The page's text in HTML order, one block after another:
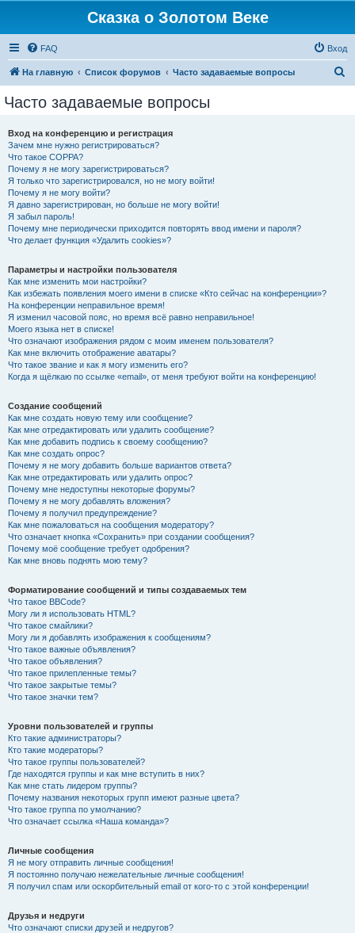
Сказка о Золотом Веке
FAQ Вход
На главную Список форумов Часто задаваемые вопросы
Часто задаваемые вопросы
Вход на конференцию и регистрация
Зачем мне нужно регистрироваться?
Что такое COPPA?
Почему я не могу зарегистрироваться?
Я только что зарегистрировался, но не могу войти!
Почему я не могу войти?
Я давно зарегистрирован, но больше не могу войти!
Я забыл пароль!
Почему мне периодически приходится повторять ввод имени и пароля?
Что делает функция «Удалить cookies»?
Параметры и настройки пользователя
Как мне изменить мои настройки?
Как избежать появления моего имени в списке «Кто сейчас на конференции»?
На конференции неправильное время!
Я изменил часовой пояс, но время всё равно неправильное!
Моего языка нет в списке!
Что означают изображения рядом с моим именем пользователя?
Как мне включить отображение аватары?
Что такое звание и как я могу изменить его?
Когда я щёлкаю по ссылке «email», от меня требуют войти на конференцию!
Создание сообщений
Как мне создать новую тему или сообщение?
Как мне отредактировать или удалить сообщение?
Как мне добавить подпись к своему сообщению?
Как мне создать опрос?
Почему я не могу добавить больше вариантов ответа?
Как мне отредактировать или удалить опрос?
Почему мне недоступны некоторые форумы?
Почему я не могу добавлять вложения?
Почему я получил предупреждение?
Как мне пожаловаться на сообщения модератору?
Что означает кнопка «Сохранить» при создании сообщения?
Почему моё сообщение требует одобрения?
Как мне вновь поднять мою тему?
Форматирование сообщений и типы создаваемых тем
Что такое BBCode?
Могу ли я использовать HTML?
Что такое смайлики?
Могу ли я добавлять изображения к сообщениям?
Что такое важные объявления?
Что такое объявления?
Что такое прилепленные темы?
Что такое закрытые темы?
Что такое значки тем?
Уровни пользователей и группы
Кто такие администраторы?
Кто такие модераторы?
Что такое группы пользователей?
Где находятся группы и как мне вступить в них?
Как мне стать лидером группы?
Почему названия некоторых групп имеют разные цвета?
Что такое группа по умолчанию?
Что означает ссылка «Наша команда»?
Личные сообщения
Я не могу отправить личные сообщения!
Я постоянно получаю нежелательные личные сообщения!
Я получил спам или оскорбительный email от кого-то с этой конференции!
Друзья и недруги
Что означают списки друзей и недругов?